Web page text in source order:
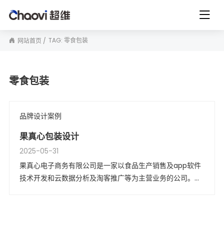
网站首页 TAG: 零食包装
零食包装
品牌设计案例
果真心包装设计
2025-05-31
果真心电子商务有限公司是一家以食品生产销售及app软件
技术开发和云数据分析及淘客推广等为主营业务的公司。公